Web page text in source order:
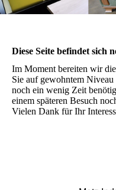
Diese Seite befindet sich
Im Moment bereiten wir
Sie auf gewohntem
noch ein wenig Zeit
einem späteren Besuch
Vielen Dank für Ihr